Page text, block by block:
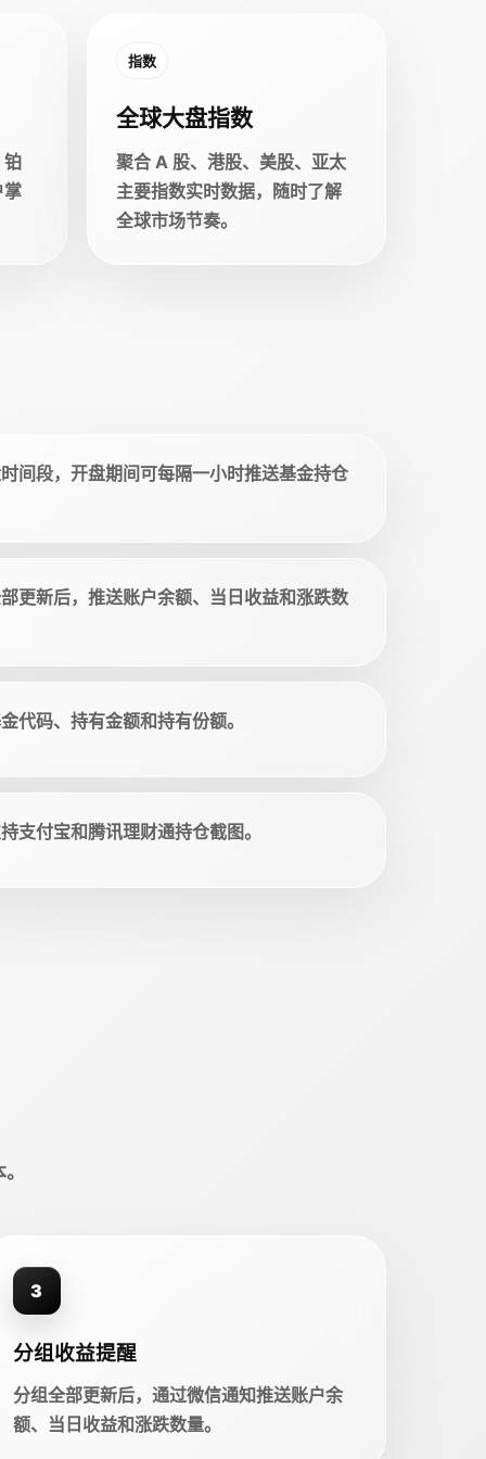
铂
掌
指数
全球大盘指数
聚合 A 股、港股、美股、亚太
主要指数实时数据，随时了解
全球市场节奏。
间段，开盘期间可每隔一小时推送基金持仓
更新后，推送账户余额、当日收益和涨跌数
代码、持有金额和持有份额。
支付宝和腾讯理财通持仓截图。
3
分组收益提醒
分组全部更新后，通过微信通知推送账户余
额、当日收益和涨跌数量。